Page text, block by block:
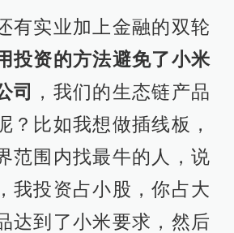
有实业加上金融的双轮
投资的方法避免了小米
司
，我们的生态链产品
？比如我想做插线板，
范围内找最牛的人，说
我投资占小股，你占大
达到了小米要求，然后